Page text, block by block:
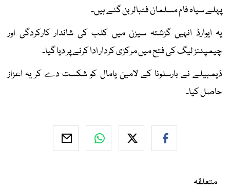
پہلے سیاہ فام مسلمان فٹبالر بن گئے ہیں۔
یہ ایوارڈ انہیں گزشتہ سیزن میں کلب کی شاندار کارکردگی اور
چیمپئنز لیگ کی فتح میں مرکزی کردار ادا کرنے پر دیا گیا۔
ڈیمبیلے نے بارسلونا کے لامین یامال کو شکست دے کر یہ اعزاز
حاصل کیا۔
متعلقہ